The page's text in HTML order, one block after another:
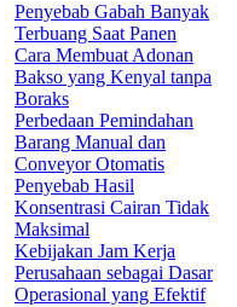
Penyebab Gabah Banyak
Terbuang Saat Panen
Cara Membuat Adonan
Bakso yang Kenyal tanpa
Boraks
Perbedaan Pemindahan
Barang Manual dan
Conveyor Otomatis
Penyebab Hasil
Konsentrasi Cairan Tidak
Maksimal
Kebijakan Jam Kerja
Perusahaan sebagai Dasar
Operasional yang Efektif